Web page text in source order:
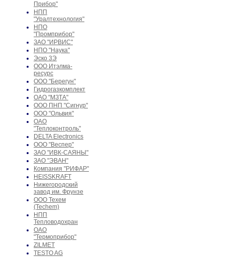
Прибор"
НПП
"Уралтехнология"
НПО
"Промприбор"
ЗАО "ИРВИС"
НПО "Наука"
Эско 3Э
ООО Итэлма-
ресурс
ООО "Берегун"
Гидрогазкомплект
ОАО "МЗТА"
ООО ПНП "Сигнур"
ООО "Ольвия"
ОАО
"Теплоконтроль"
DELTA Electronics
ООО "Веспер"
ЗАО "ИВК-САЯНЫ"
ЗАО "ЭВАН"
Компания "РИФАР"
HEISSKRAFT
Нижегородский
завод им. Фрунзе
ООО Техем
(Techem)
НПП
Тепловодохран
ОАО
"Термоприбор"
ZILMET
TESTO AG